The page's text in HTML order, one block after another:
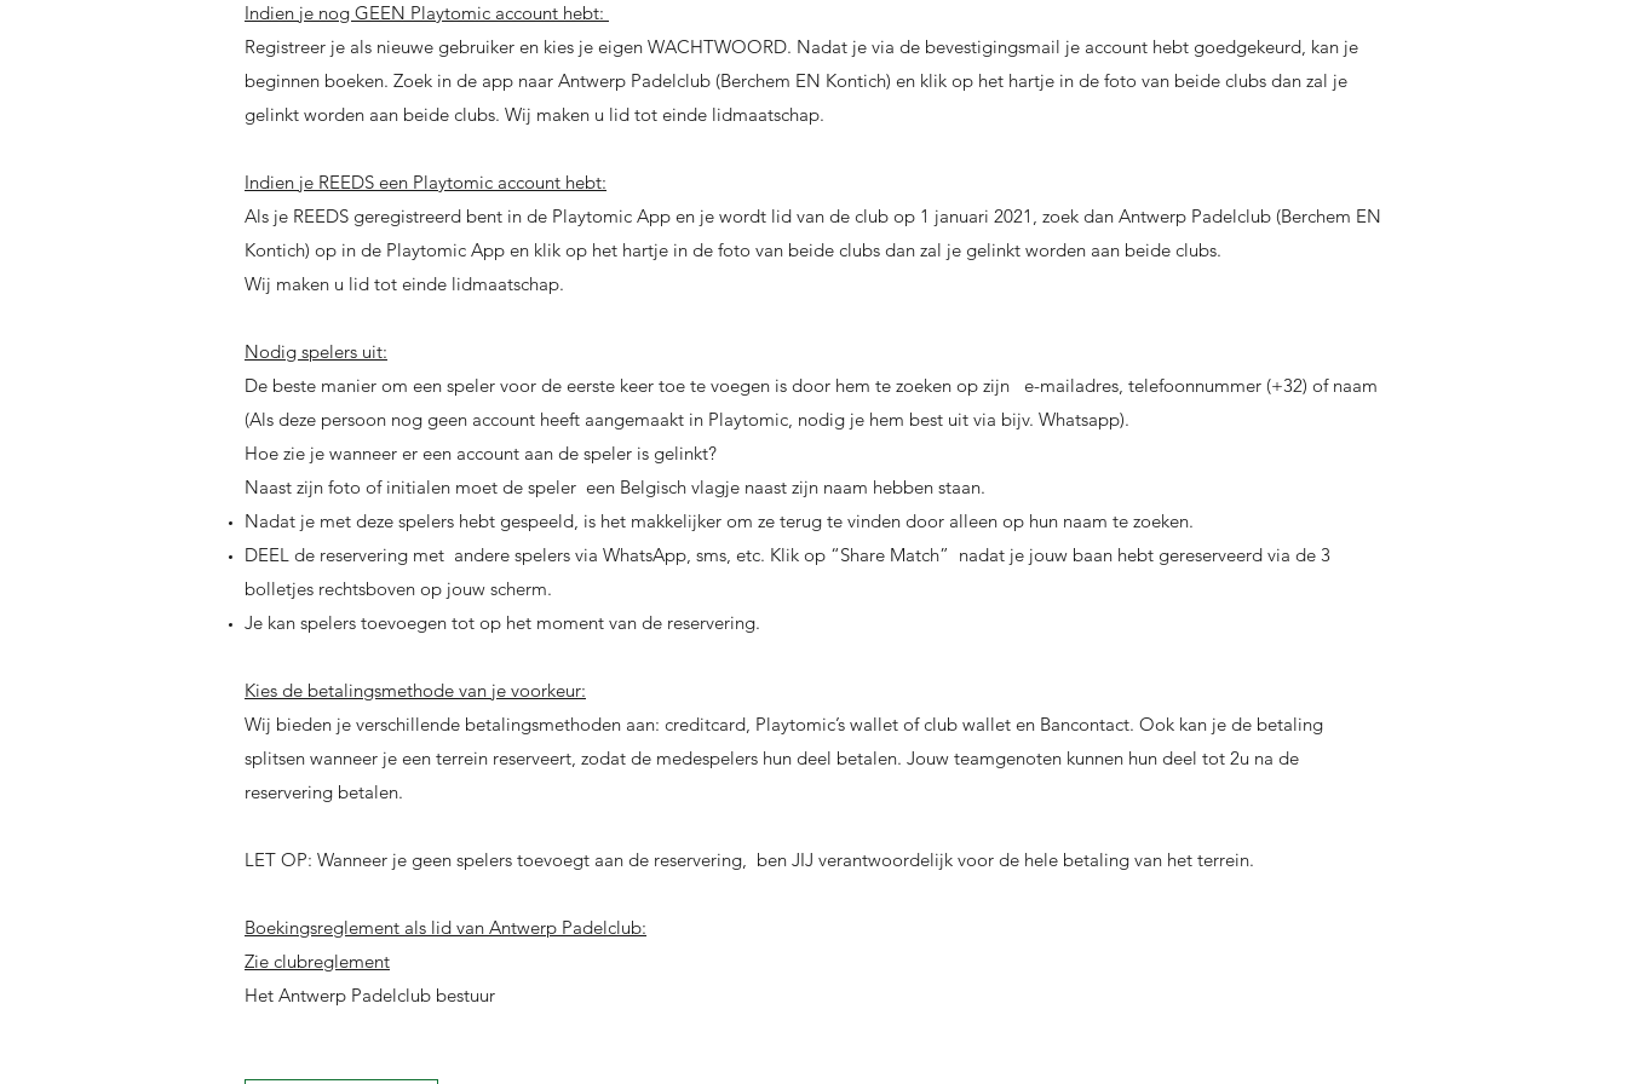
Indien je nog GEEN Playtomic account hebt:
Registreer je als nieuwe gebruiker en kies je eigen WACHTWOORD. Nadat je via de bevestigingsmail je account hebt goedgekeurd, kan je
beginnen boeken. Zoek in de app naar Antwerp Padelclub (Berchem EN Kontich) en klik op het hartje in de foto van beide clubs dan zal je
gelinkt worden aan beide clubs. Wij maken u lid tot einde lidmaatschap.
Indien je REEDS een Playtomic account hebt:
Als je REEDS geregistreerd bent in de Playtomic App en je wordt lid van de club op 1 januari 2021, zoek dan Antwerp Padelclub (Berchem EN
Kontich) op in de Playtomic App en klik op het hartje in de foto van beide clubs dan zal je gelinkt worden aan beide clubs.
Wij maken u lid tot einde lidmaatschap.
Nodig spelers uit:
De beste manier om een speler voor de eerste keer toe te voegen is door hem te zoeken op zijn e-mailadres, telefoonnummer (+32) of naam
(Als deze persoon nog geen account heeft aangemaakt in Playtomic, nodig je hem best uit via bijv. Whatsapp).
Hoe zie je wanneer er een account aan de speler is gelinkt?
Naast zijn foto of initialen moet de speler een Belgisch vlagje naast zijn naam hebben staan.
Nadat je met deze spelers hebt gespeeld, is het makkelijker om ze terug te vinden door alleen op hun naam te zoeken.
DEEL de reservering met andere spelers via WhatsApp, sms, etc. Klik op “Share Match” nadat je jouw baan hebt gereserveerd via de 3
bolletjes rechtsboven op jouw scherm.
Je kan spelers toevoegen tot op het moment van de reservering.
Kies de betalingsmethode van je voorkeur:
Wij bieden je verschillende betalingsmethoden aan: creditcard, Playtomic’s wallet of club wallet en Bancontact. Ook kan je de betaling
splitsen wanneer je een terrein reserveert, zodat de medespelers hun deel betalen. Jouw teamgenoten kunnen hun deel tot 2u na de
reservering betalen.
LET OP: Wanneer je geen spelers toevoegt aan de reservering, ben JIJ verantwoordelijk voor de hele betaling van het terrein.
Boekingsreglement als lid van Antwerp Padelclub:
Zie clubreglement
Het Antwerp Padelclub bestuur